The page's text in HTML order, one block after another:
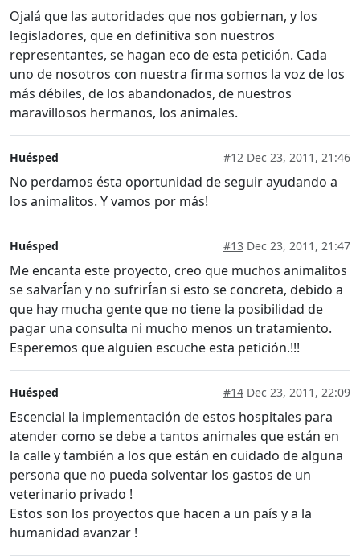
Ojalá que las autoridades que nos gobiernan, y los
legisladores, que en definitiva son nuestros
representantes, se hagan eco de esta petición. Cada
uno de nosotros con nuestra firma somos la voz de los
más débiles, de los abandonados, de nuestros
maravillosos hermanos, los animales.
Huésped #12 Dec 23, 2011, 21:46
No perdamos ésta oportunidad de seguir ayudando a
los animalitos. Y vamos por más!
Huésped #13 Dec 23, 2011, 21:47
Me encanta este proyecto, creo que muchos animalitos
se salvarÍan y no sufrirÍan si esto se concreta, debido a
que hay mucha gente que no tiene la posibilidad de
pagar una consulta ni mucho menos un tratamiento.
Esperemos que alguien escuche esta petición.!!!
Huésped #14 Dec 23, 2011, 22:09
Escencial la implementación de estos hospitales para
atender como se debe a tantos animales que están en
la calle y también a los que están en cuidado de alguna
persona que no pueda solventar los gastos de un
veterinario privado !
Estos son los proyectos que hacen a un país y a la
humanidad avanzar !